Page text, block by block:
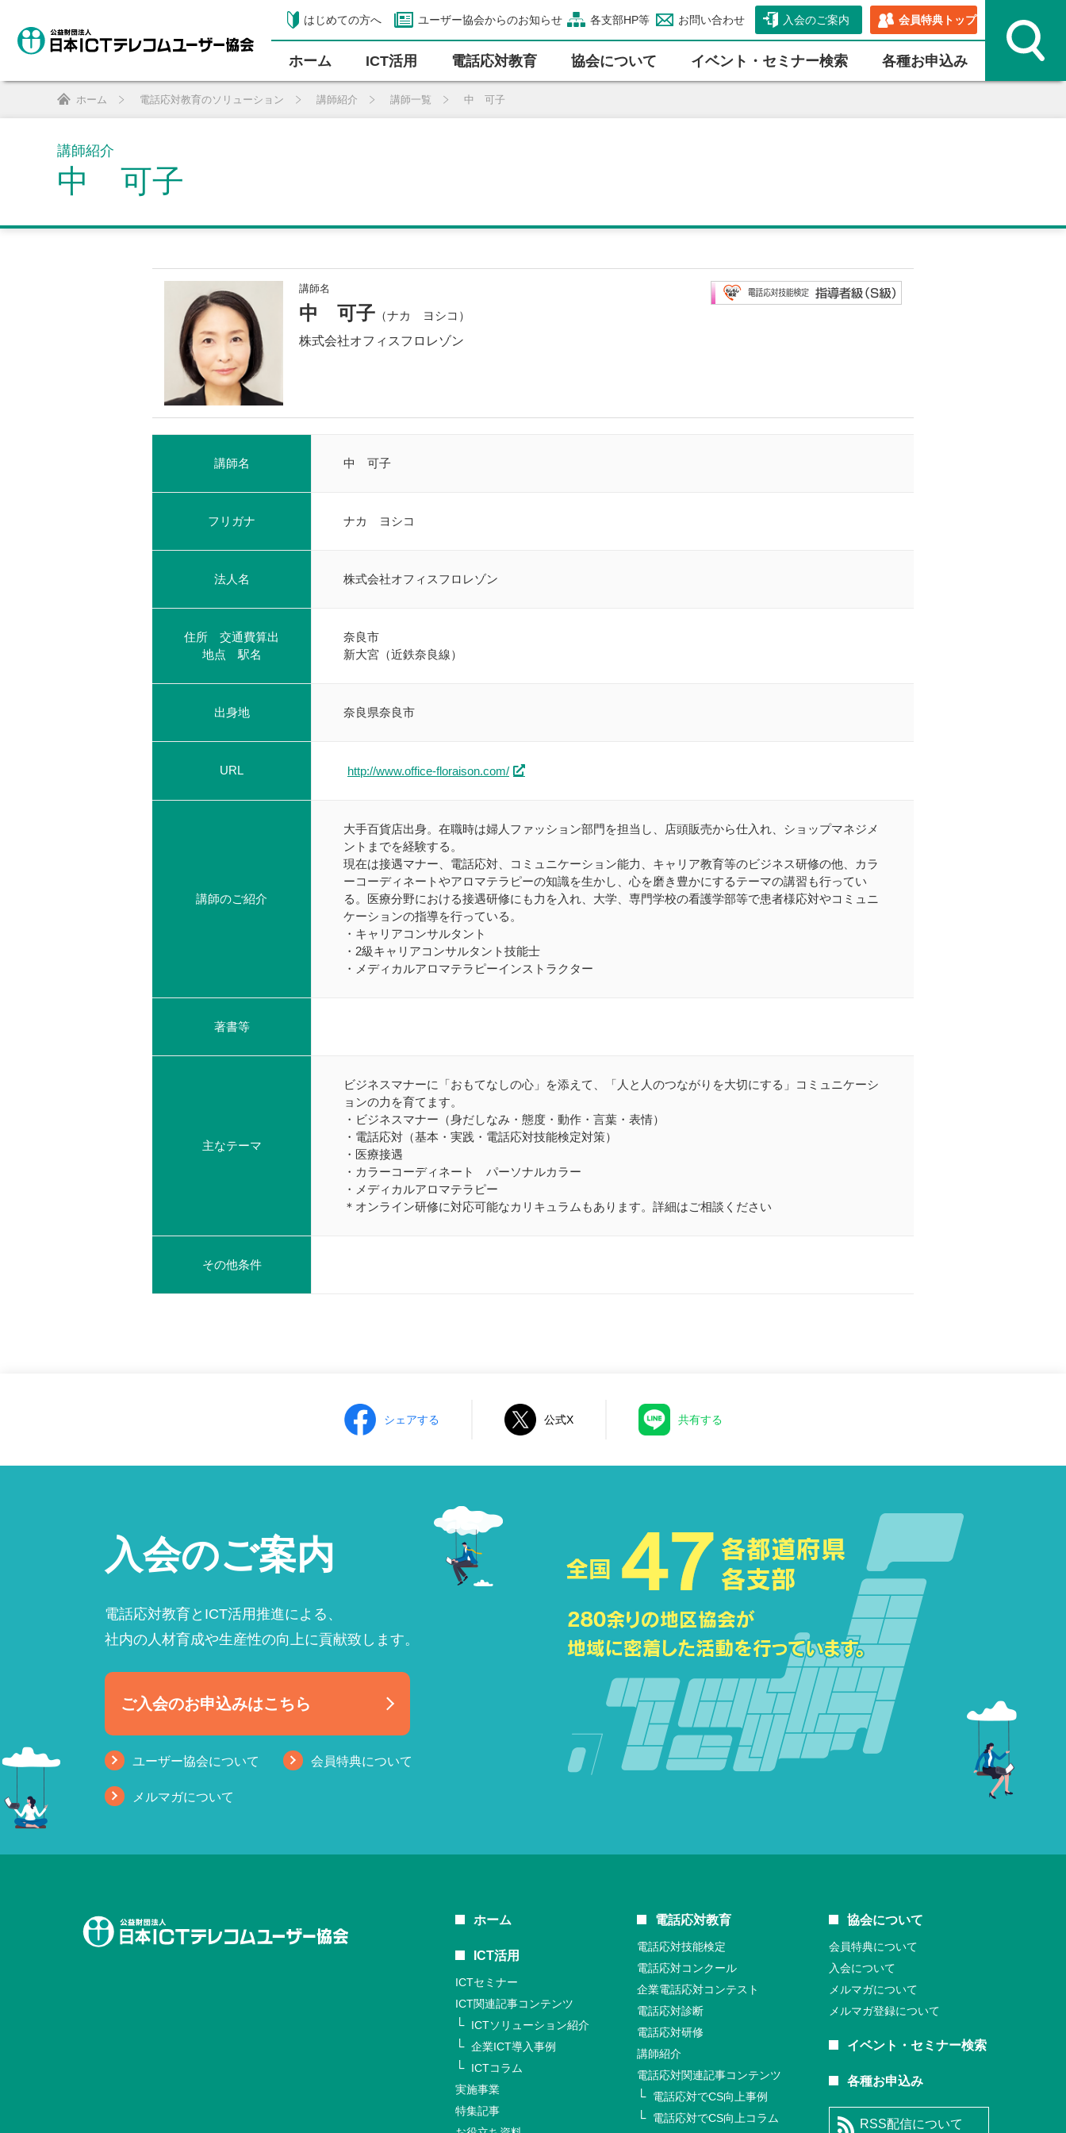
はじめての方へ ユーザー協会からのお知らせ 各支部HP等 お問い合わせ 入会のご案内 会員特典トップ
ホーム ICT活⽤ 電話応対教育 協会について イベント・セミナー検索 各種お申込み
ホーム 電話応対教育のソリューション 講師紹介 講師一覧 中 可子
講師紹介
中 可子
講師名
中 可子 （ナカ ヨシコ）
株式会社オフィスフロレゾン
講師名 中 可子
フリガナ ナカ ヨシコ
法人名 株式会社オフィスフロレゾン
住所 交通費算出
地点 駅名
奈良市
新大宮（近鉄奈良線）
出身地 奈良県奈良市
URL http://www.office-floraison.com/
講師のご紹介
大手百貨店出身。在職時は婦人ファッション部門を担当し、店頭販売から仕入れ、ショップマネジメ
ントまでを経験する。
現在は接遇マナー、電話応対、コミュニケーション能力、キャリア教育等のビジネス研修の他、カラ
ーコーディネートやアロマテラピーの知識を生かし、心を磨き豊かにするテーマの講習も行ってい
る。医療分野における接遇研修にも力を入れ、大学、専門学校の看護学部等で患者様応対やコミュニ
ケーションの指導を行っている。
・キャリアコンサルタント
・2級キャリアコンサルタント技能士
・メディカルアロマテラピーインストラクター
著書等
主なテーマ
ビジネスマナーに「おもてなしの心」を添えて、「人と人のつながりを大切にする」コミュニケーシ
ョンの力を育てます。
・ビジネスマナー（身だしなみ・態度・動作・言葉・表情）
・電話応対（基本・実践・電話応対技能検定対策）
・医療接遇
・カラーコーディネート パーソナルカラー
・メディカルアロマテラピー
＊オンライン研修に対応可能なカリキュラムもあります。詳細はご相談ください
その他条件
シェアする 公式X 共有する
入会のご案内
電話応対教育とICT活用推進による、
社内の人材育成や生産性の向上に貢献致します。
ご入会のお申込みはこちら
ユーザー協会について 会員特典について
メルマガについて
ホーム
ICT活用
ICTセミナー
ICT関連記事コンテンツ
ICTソリューション紹介
企業ICT導入事例
ICTコラム
実施事業
特集記事
電話応対教育
電話応対技能検定
電話応対コンクール
企業電話応対コンテスト
電話応対診断
電話応対研修
講師紹介
電話応対関連記事コンテンツ
電話応対でCS向上事例
電話応対でCS向上コラム
協会について
会員特典について
入会について
メルマガについて
メルマガ登録について
イベント・セミナー検索
各種お申込み
RSS配信について